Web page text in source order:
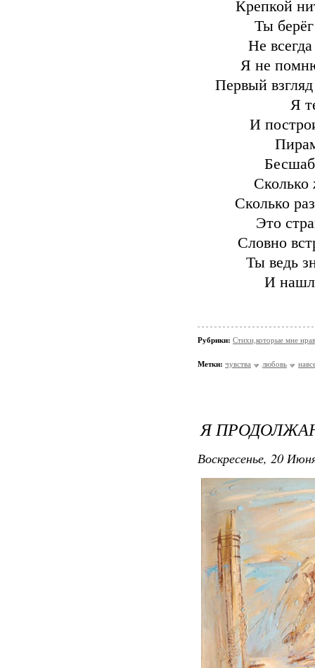
Крепкой
Ты
Не
Я не
Первый
Я
И
Сколько
Сколько
Это
Словно
Ты ведь
И
Рубрики: Стихи,которые мне
Метки: чувства любовь
Я
Воскресенье, 20